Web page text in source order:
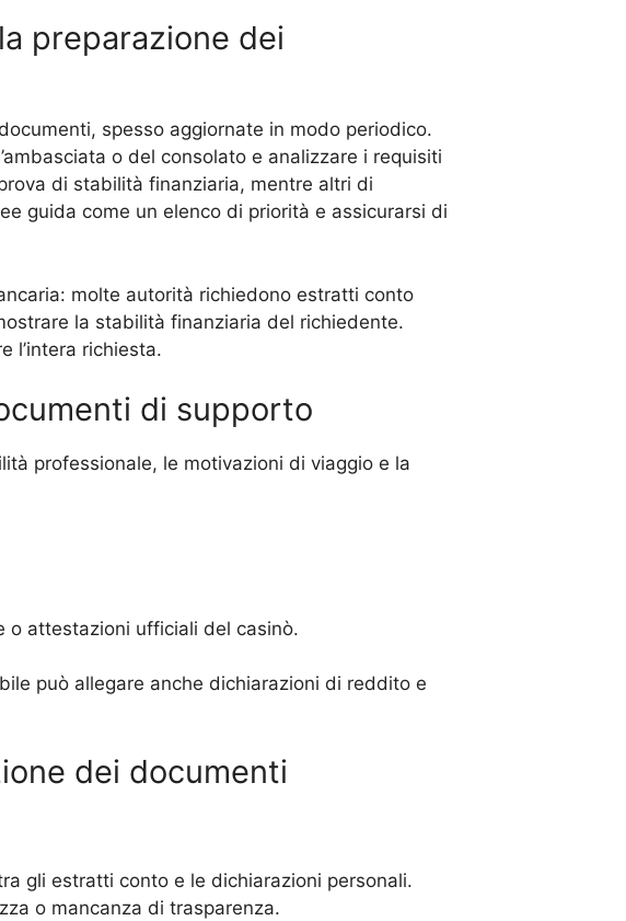
preparazione dei
spesso aggiornate in modo periodico.
o del consolato e analizzare i requisiti
di stabilità finanziaria, mentre altri di
guida come un elenco di priorità e assicurarsi di
molte autorità richiedono estratti conto
la stabilità finanziaria del richiedente.
l’intera richiesta.
di supporto
professionale, le motivazioni di viaggio e la
o attestazioni ufficiali del casinò.
può allegare anche dichiarazioni di reddito e
dei documenti
gli estratti conto e le dichiarazioni personali.
o mancanza di trasparenza.